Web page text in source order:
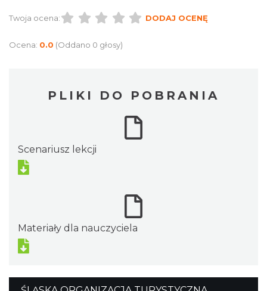
Twoja ocena: DODAJ OCENĘ
Ocena: 0.0 (Oddano 0 głosy)
PLIKI DO POBRANIA
Scenariusz lekcji
Materiały dla nauczyciela